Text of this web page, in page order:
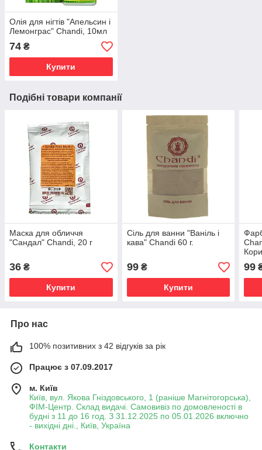
Олія для нігтів "Апельсин і
Лемонграс" Chandi, 10мл
74 ₴
Купити
Подібні товари компанії
Маска для обличчя
"Сандал" Chandi, 20 г
36 ₴
Купити
Сіль для ванни "Ваніль і
кава" Chandi 60 г.
99₴
Купити
99
Про нас
100% позитивних з 42 відгуків за рік
Працює з 07.09.2017
м. Київ
Київ, вул. Якова Гніздовського, 1 (раніше Магнітогорська),
ФІМ-Центр. Склад видачі. Самовивіз по домовленості в
будні з 11 до 16 год. З 31.12.2025 по 05.01.2026 включно
- вихідні дні., Київ, Україна
Контакти